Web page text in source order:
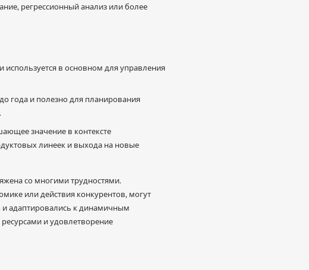
регрессионный анализ или более
в основном для управления
года и полезно для планирования
значение в контексте
линеек и выхода на новые
со многими трудностями.
или действия конкурентов, могут
и адаптировались к динамичным
и удовлетворение